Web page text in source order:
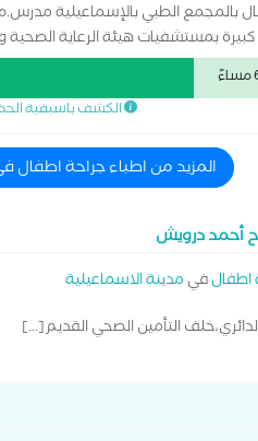
بالمجمع الطبي بالإسماعيلية
بمستشفيات هيئة الرعاية الصحية
المصرية لجراحة الاطفال .
الكشف باسبقية
المزيد من اطباء جراحة اطفال
أحمد درويش
اطفالفي مدينة الاسماعيلية
التأمين الصحي القديم[...]